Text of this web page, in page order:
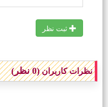
ثبت نظر
نظرات کاربران(0 نظر)